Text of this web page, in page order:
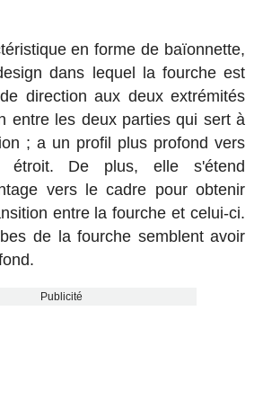
en forme de baïonnette,
dans lequel la fourche est
direction aux deux extrémités
entre les deux parties qui sert à
; a un profil plus profond vers
étroit. De plus, elle s'étend
vers le cadre pour obtenir
entre la fourche et celui-ci.
de la fourche semblent avoir
Publicité